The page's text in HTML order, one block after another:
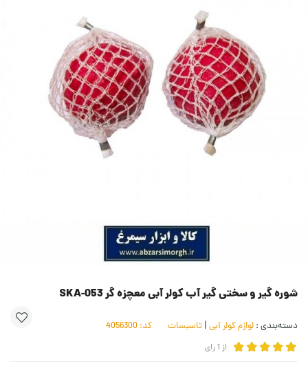
شوره گیر و سختی گیر آب کولر آبی معچزه گر SKA-053
دسته‌بندی : لوازم کولر آبی | تاسیسات کد:
از 1رای